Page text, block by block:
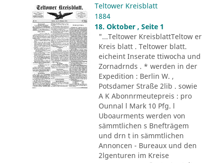
Teltower Kreisblatt
1884
18. Oktober , Seite 1
"...Teltower KreisblattTeltow er
Kreis blatt . Teltower blatt.
eicheint Inserate ttiwocha und
Zornadrnds . * werden in der
Expedition : Berlin W. ,
Potsdamer Straße 2lib . sowie
A K Abonnrmeutepreis : pro
Ounnal l Mark 10 Pfg. l
Uboaurments werden von
sämmtlichen s Bnefträgem
und drn t in sämmtlichen
Annoncen - Bureaux und den
2lgenturen im Kreise